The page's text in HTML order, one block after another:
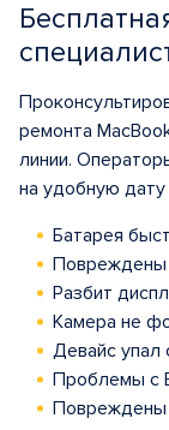
ремонта
линии.
на удобную
Батарея
Разбит
Камера не
Девайс упал
Проблемы с
Повреждены